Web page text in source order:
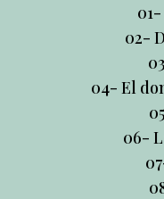
02-
04- El
06-